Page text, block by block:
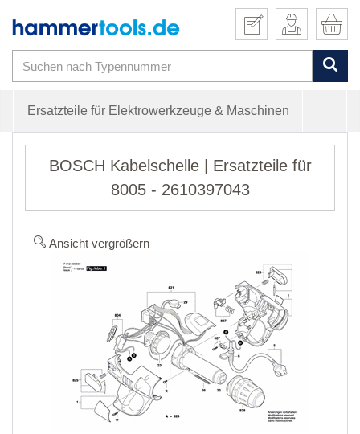
Ersatzteile für Elektrowerkzeuge & Maschinen
BOSCH Kabelschelle | Ersatzteile für
8005 - 2610397043
Ansicht vergrößern